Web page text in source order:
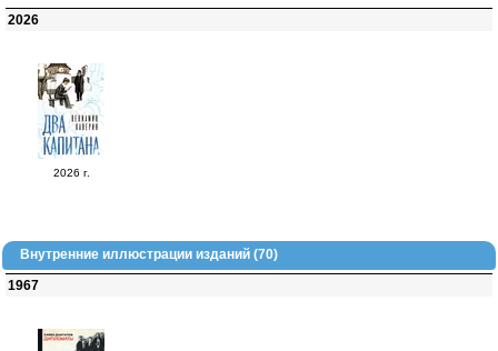
2026
2026 г.
Внутренние иллюстрации изданий (70)
1967